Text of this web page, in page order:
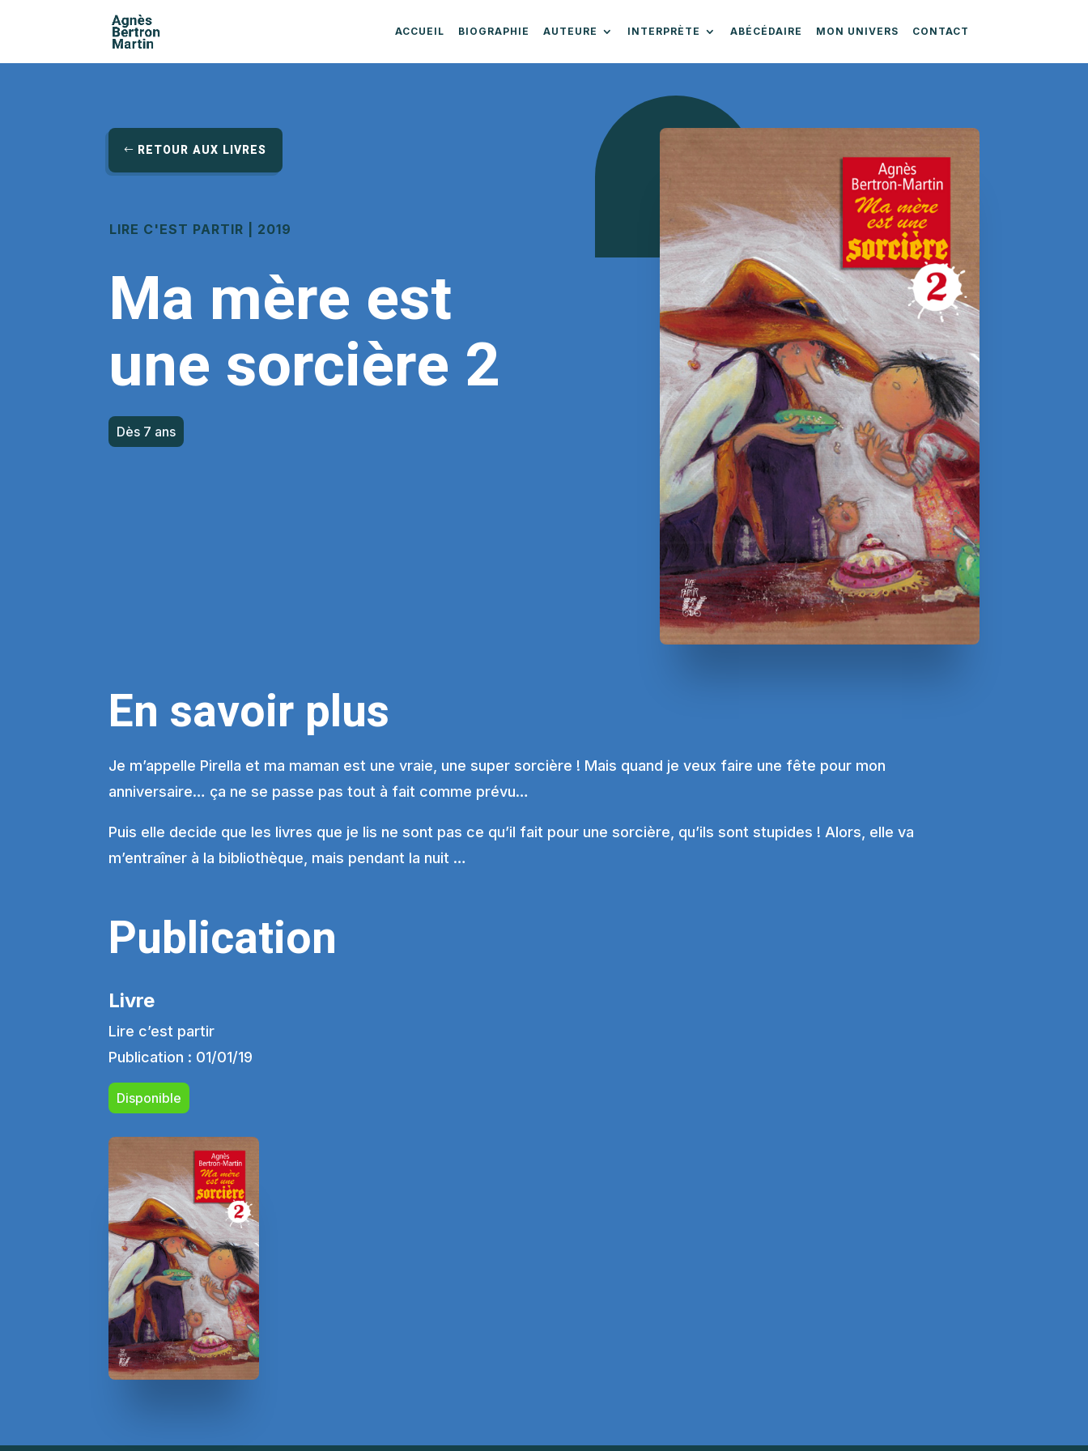
ACCUEIL BIOGRAPHIE AUTEURE INTERPRÈTE ABÉCÉDAIRE MON UNIVERS CONTACT
RETOUR AUX LIVRES
LIRE C'EST PARTIR | 2019
Ma mère est
une sorcière 2
Dès 7 ans
En savoir plus
Je m’appelle Pirella et ma maman est une vraie, une super sorcière ! Mais quand je veux faire une fête pour mon
anniversaire… ça ne se passe pas tout à fait comme prévu…
Puis elle decide que les livres que je lis ne sont pas ce qu’il fait pour une sorcière, qu’ils sont stupides ! Alors, elle va
m’entraîner à la bibliothèque, mais pendant la nuit …
Publication
Livre
Lire c’est partir
Publication : 01/01/19
Disponible